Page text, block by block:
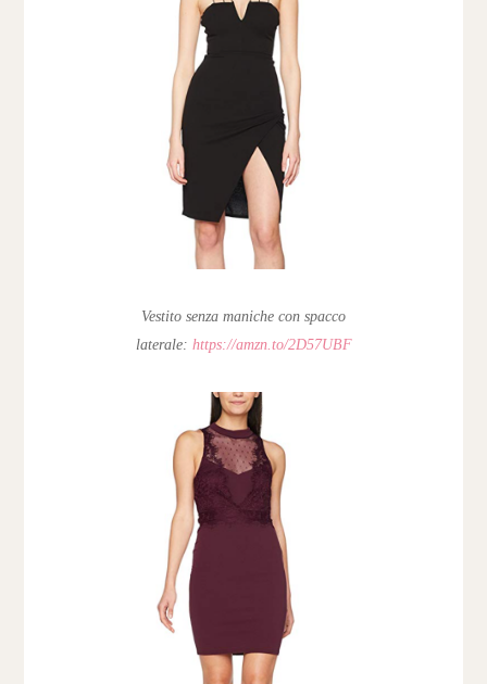
Vestito senza maniche con spacco
laterale: https://amzn.to/2D57UBF